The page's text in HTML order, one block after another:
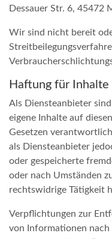
Dessauer Str. 6, 45472
Wir sind nicht bereit
Haftung für Inhalte
Als Diensteanbieter
eigene Inhalte auf
Gesetzen
als Diensteanbieter
oder gespeicherte
oder nach Umständen
rechtswidrige Tätigkeit
Verpflichtungen zur
von Informationen nach